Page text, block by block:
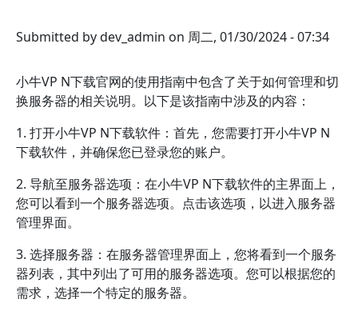
Submitted bydev_admin on 周二, 01/30/2024 - 07:34
小牛VP N下载官网的使用指南中包含了关于如何管理和切
换服务器的相关说明。以下是该指南中涉及的内容：
1. 打开小牛VP N下载软件：首先，您需要打开小牛VP N
下载软件，并确保您已登录您的账户。
2. 导航至服务器选项：在小牛VP N下载软件的主界面上，
您可以看到一个服务器选项。点击该选项，以进入服务器
管理界面。
3. 选择服务器：在服务器管理界面上，您将看到一个服务
器列表，其中列出了可用的服务器选项。您可以根据您的
需求，选择一个特定的服务器。